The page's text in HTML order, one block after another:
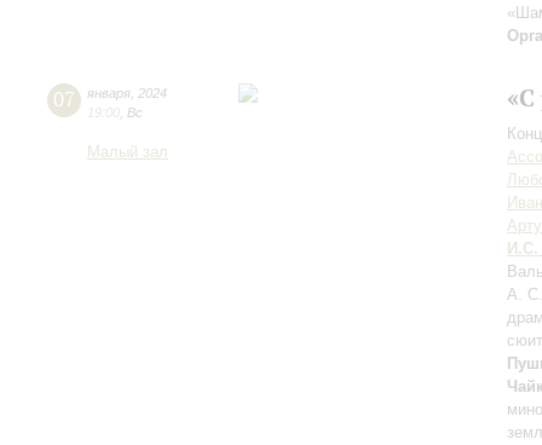
07 января 2024
19:00 Вс
Малый зал
И.С.
А.